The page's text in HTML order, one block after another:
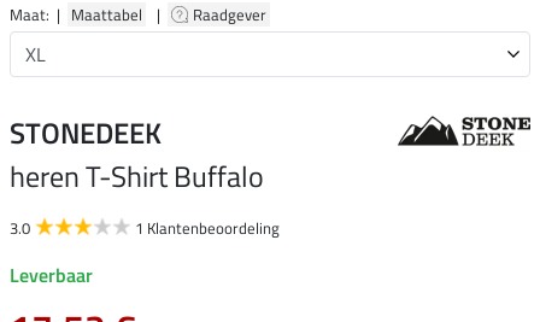
Maat: | Maattabel | Raadgever
STONEDEEK
heren T-Shirt Buffalo
3.0 1 Klantenbeoordeling
Leverbaar